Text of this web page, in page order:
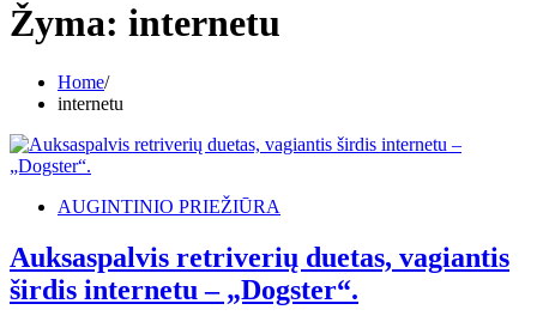
Žyma: internetu
Home
internetu
AUGINTINIO PRIEŽIŪRA
Auksaspalvis retriverių duetas, vagiantis
širdis internetu – „Dogster“.